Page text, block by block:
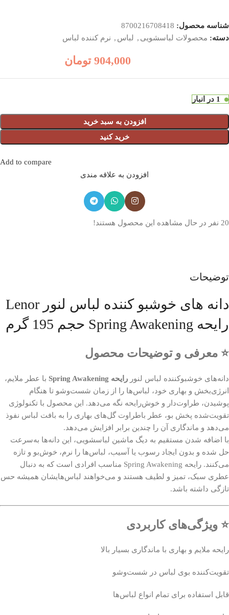
شناسه محصول: 8700216708418
دسته: محصولات لباسشویی , لباس , نرم کننده لباس
904,000 تومان
1 در انبار
افزودن به سبد خرید
خرید کنید
Add to compare
افزودن به علاقه مندی
20 نفر در حال مشاهده این محصول هستند!
توضیحات
دانه های خوشبو کننده لباس لنور Lenor
رایحه Spring Awakening حجم 195 گرم
⭐ معرفی و توضیحات محصول
دانه‌های خوشبوکننده لباس لنور رایحه Spring Awakening
با عطر ملایم،
انرژی‌بخش و بهاری خود، لباس‌ها را از زمان شست‌وشو تا هنگام
پوشیدن، طراوت‌دار و خوش‌رایحه نگه می‌دهد. این محصول با تکنولوژی
تقویت‌شده پخش بو، عطر باطراوت گل‌های بهاری را به بافت لباس نفوذ
می‌دهد و ماندگاری آن را چندین برابر افزایش می‌دهد.
با اضافه شدن مستقیم به دیگ ماشین لباسشویی، این دانه‌ها به‌سرعت
حل شده و بدون ایجاد رسوب یا آسیب، لباس‌ها را نرم، خوش‌بو و تازه
می‌کنند. رایحه Spring Awakening مناسب افرادی است که به دنبال
عطری سبک، تمیز و لطیف هستند و می‌خواهند لباس‌هایشان همیشه حس
تازگی داشته باشد.
⭐ ویژگی‌های کاربردی
رایحه ملایم و بهاری با ماندگاری بسیار بالا
تقویت‌کننده بوی لباس در شست‌وشو
قابل استفاده برای تمام انواع لباس‌ها